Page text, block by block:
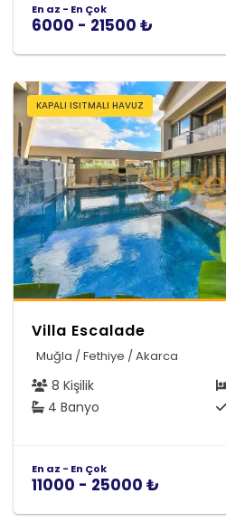
En az - En Çok
6000 - 21500 ₺
KAPALI ISITMALI HAVUZ
Villa Escalade
Muğla / Fethiye / Akarca
8 Kişilik
4 Banyo
En az - En Çok
11000 - 25000 ₺